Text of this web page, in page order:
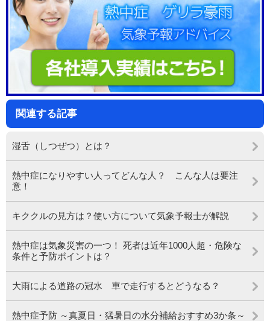
関連する記事
湿舌（しつぜつ）とは？
熱中症になりやすい人ってどんな人？ こんな人は要注
意！
キククルの見方は？使い方について気象予報士が解説
熱中症は気象災害の一つ！ 死者は近年1000人超・危険な
条件と予防ポイントは？
大雨による道路の冠水 車で走行するとどうなる？
熱中症予防 ～真夏日・猛暑日の水分補給おすすめ3か条～